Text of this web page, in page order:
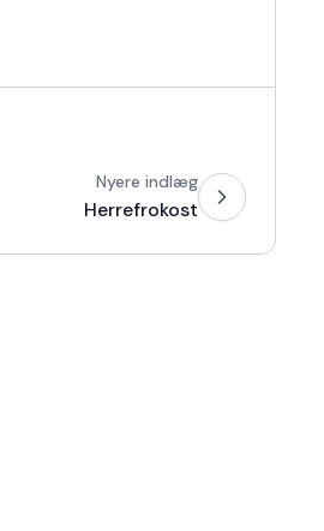
Nyere indlæg
Herrefrokost